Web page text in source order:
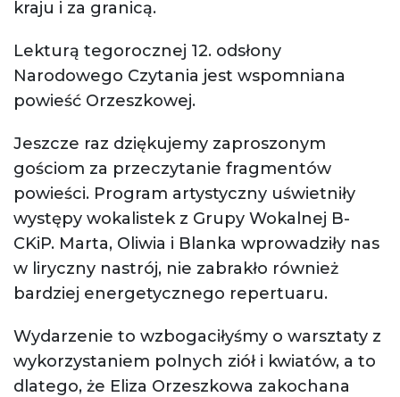
kraju i za granicą.
Lekturą tegorocznej 12. odsłony
Narodowego Czytania jest wspomniana
powieść Orzeszkowej.
Jeszcze raz dziękujemy zaproszonym
gościom za przeczytanie fragmentów
powieści. Program artystyczny uświetniły
występy wokalistek z Grupy Wokalnej B-
CKiP. Marta, Oliwia i Blanka wprowadziły nas
w liryczny nastrój, nie zabrakło również
bardziej energetycznego repertuaru.
Wydarzenie to wzbogaciłyśmy o warsztaty z
wykorzystaniem polnych ziół i kwiatów, a to
dlatego, że Eliza Orzeszkowa zakochana